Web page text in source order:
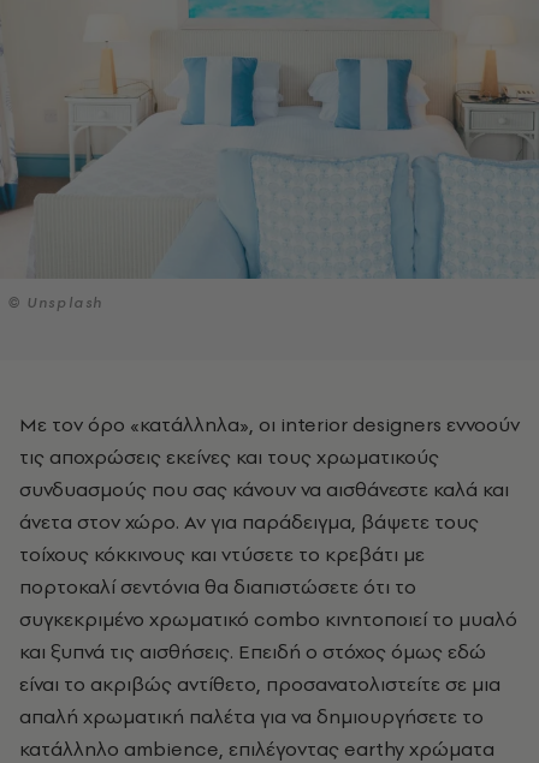
© Unsplash
Με τον όρο «κατάλληλα», οι interior designers εννοούν
τις αποχρώσεις εκείνες και τους χρωματικούς
συνδυασμούς που σας κάνουν να αισθάνεστε καλά και
άνετα στον χώρο. Αν για παράδειγμα, βάψετε τους
τοίχους κόκκινους και ντύσετε το κρεβάτι με
πορτοκαλί σεντόνια θα διαπιστώσετε ότι το
συγκεκριμένο χρωματικό combo κινητοποιεί το μυαλό
και ξυπνά τις αισθήσεις. Επειδή ο στόχος όμως εδώ
είναι το ακριβώς αντίθετο, προσανατολιστείτε σε μια
απαλή χρωματική παλέτα για να δημιουργήσετε το
κατάλληλο ambience, επιλέγοντας earthy χρώματα